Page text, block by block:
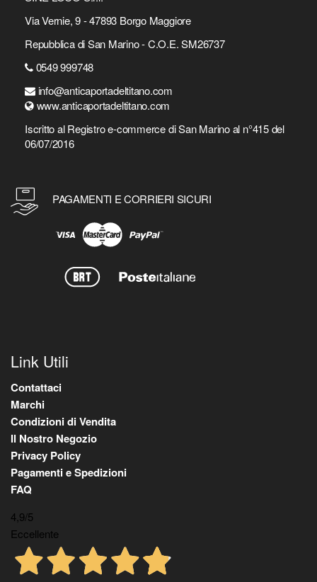
Via Vernie, 9 - 47893 Borgo Maggiore
Repubblica di San Marino - C.O.E. SM26737
0549 999748
info@anticaportadeltitano.com
www.anticaportadeltitano.com
Iscritto al Registro e-commerce di San Marino al n°415 del
06/07/2016
PAGAMENTI E CORRIERI SICURI
Link Utili
Contattaci
Marchi
Condizioni di Vendita
Il Nostro Negozio
Privacy Policy
Pagamenti e Spedizioni
FAQ
4,9/5
Eccellente